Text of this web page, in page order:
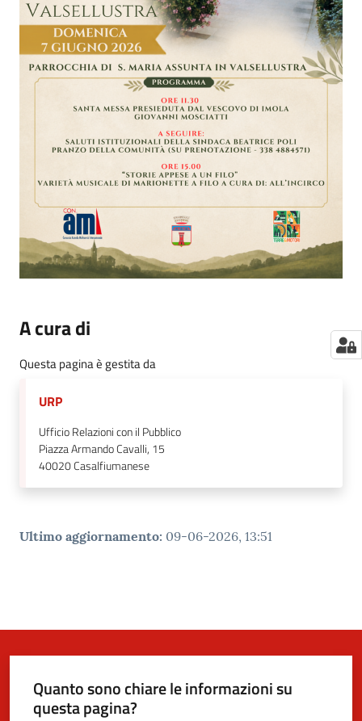
A cura di
Questa pagina è gestita da
URP
Ufficio Relazioni con il Pubblico
Piazza Armando Cavalli, 15
40020Casalfiumanese
Ultimo aggiornamento: 09-06-2026, 13:51
Quanto sono chiare le informazioni su
questa pagina?